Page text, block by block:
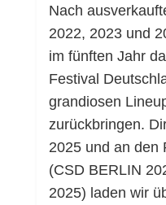
Nach
2022, 2023 und
im fünften Jahr
Festival
grandiosen
zurückbringen.
2025 und an den
(CSD BERLIN
2025) laden wir